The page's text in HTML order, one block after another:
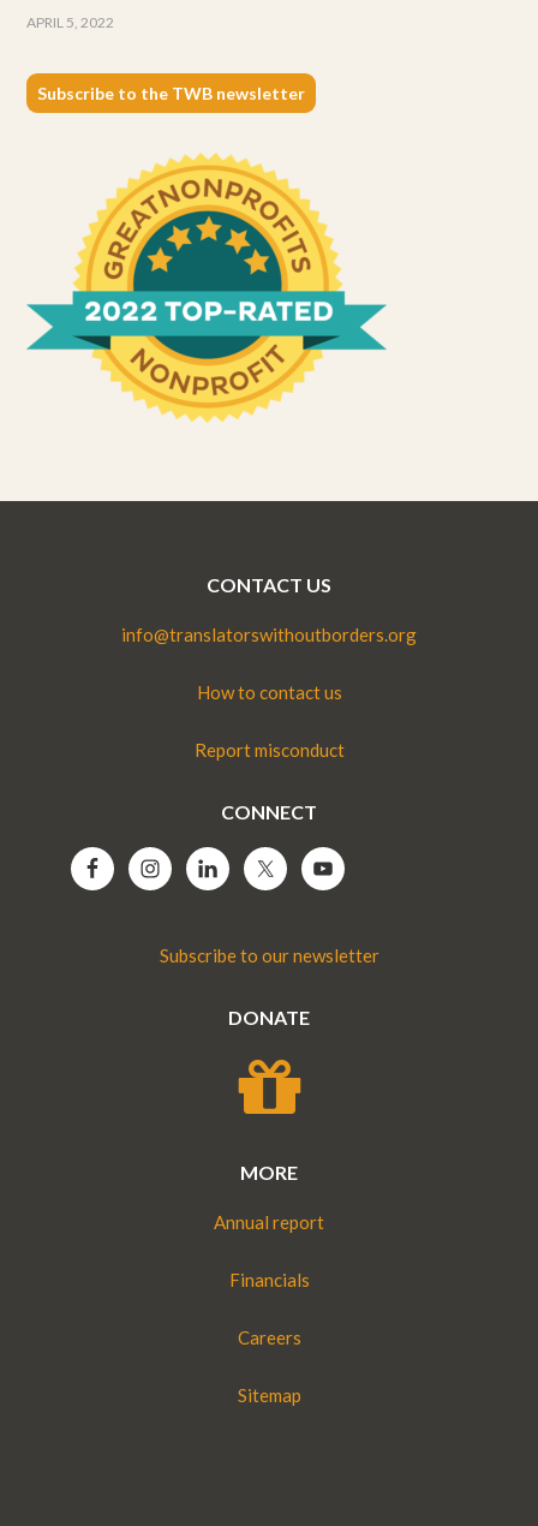
APRIL 5, 2022
Subscribe to the TWB newsletter
CONTACT US
info@translatorswithoutborders.org
How to contact us
Report misconduct
CONNECT
Subscribe to our newsletter
DONATE
MORE
Annual report
Financials
Careers
Sitemap